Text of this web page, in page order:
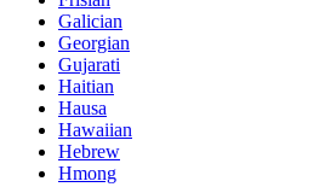
Galician
Georgian
Gujarati
Haitian
Hausa
Hawaiian
Hebrew
Hmong